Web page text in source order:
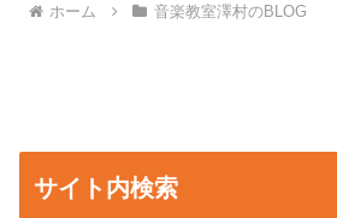
ホーム 音楽教室澤村のBLOG
サイト内検索